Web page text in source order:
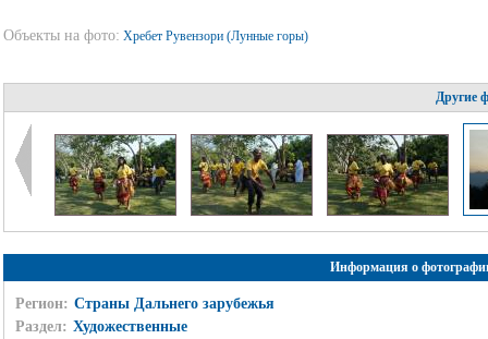
Объекты на фото: Хребет Рувензори (Лунные горы)
Другие
Информация о
Регион: Страны Дальнего зарубежья
Раздел: Художественные